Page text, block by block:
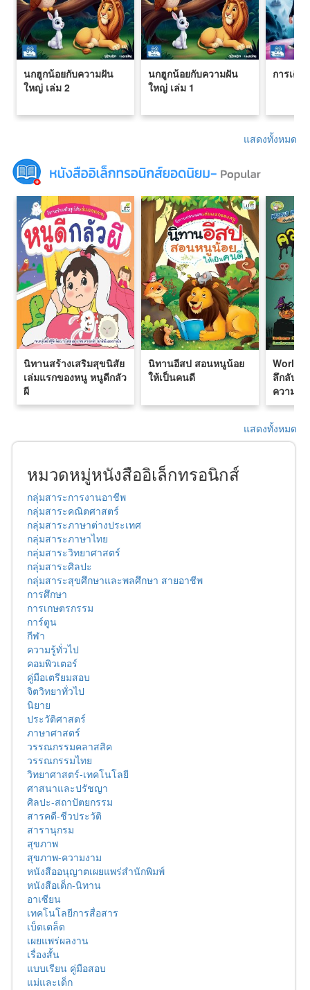
นกฮูกน้อยกับความฝัน
ใหญ่ เล่ม 2
นกฮูกน้อยกับความฝัน
ใหญ่ เล่ม 1
การเดิ
แสดงทั้งหมด
นิทานสร้างเสริมสุขนิสัย
เล่มแรกของหนู หนูดีกลัว
ผี
นิทานอีสป สอนหนูน้อย
ให้เป็นคนดี
World
ลึกลับส
ความเ
แสดงทั้งหมด
หมวดหมู่หนังสืออิเล็กทรอนิกส์
กลุ่มสาระการงานอาชีพ
กลุ่มสาระคณิตศาสตร์
กลุ่มสาระภาษาต่างประเทศ
กลุ่มสาระภาษาไทย
กลุ่มสาระวิทยาศาสตร์
กลุ่มสาระศิลปะ
กลุ่มสาระสุขศึกษาและพลศึกษา สายอาชีพ
การศึกษา
การเกษตรกรรม
การ์ตูน
กีฬา
ความรู้ทั่วไป
คอมพิวเตอร์
คู่มือเตรียมสอบ
จิตวิทยาทั่วไป
นิยาย
ประวัติศาสตร์
ภาษาศาสตร์
วรรณกรรมคลาสสิค
วรรณกรรมไทย
วิทยาศาสตร์-เทคโนโลยี
ศาสนาและปรัชญา
ศิลปะ-สถาปัตยกรรม
สารคดี-ชีวประวัติ
สารานุกรม
สุขภาพ
สุขภาพ-ความงาม
หนังสืออนุญาตเผยแพร่สำนักพิมพ์
หนังสือเด็ก-นิทาน
อาเซียน
เทคโนโลยีการสื่อสาร
เบ็ดเตล็ด
เผยแพร่ผลงาน
เรื่องสั้น
แบบเรียน คู่มือสอบ
แม่และเด็ก